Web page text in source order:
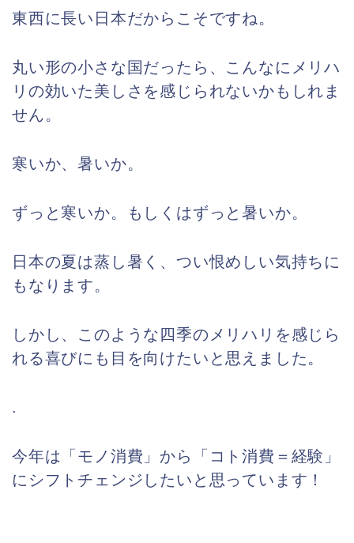
東西に長い日本だからこそですね。
丸い形の小さな国だったら、こんなにメリハ
リの効いた美しさを感じられないかもしれま
せん。
寒いか、暑いか。
ずっと寒いか。もしくはずっと暑いか。
日本の夏は蒸し暑く、つい恨めしい気持ちに
もなります。
しかし、このような四季のメリハリを感じら
れる喜びにも目を向けたいと思えました。
.
今年は「モノ消費」から「コト消費＝経験」
にシフトチェンジしたいと思っています！